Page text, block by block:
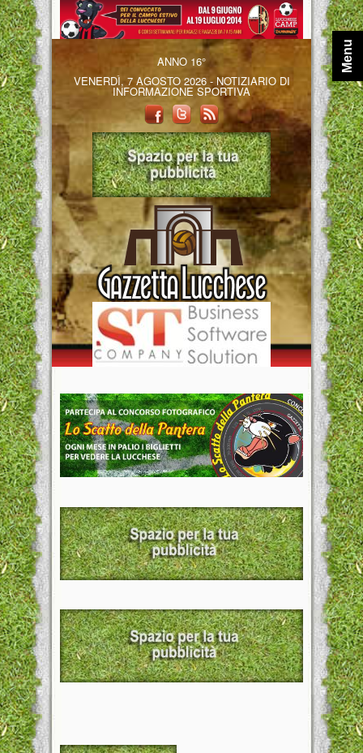
ANNO 16°
VENERDÌ, 7 AGOSTO 2026 - NOTIZIARIO DI
INFORMAZIONE SPORTIVA
Menu